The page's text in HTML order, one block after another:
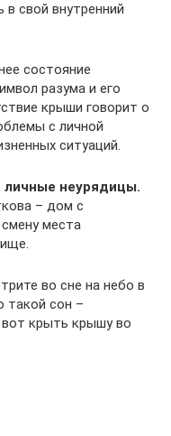
в свой внутренний
состояние
разума и его
крыши говорит о
с личной
ситуаций.
неурядицы.
– дом с
места
во сне на небо в
такой сон –
крыть крышу во